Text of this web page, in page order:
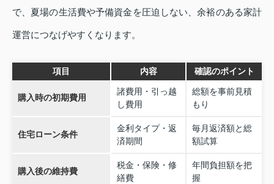
で、夏場の生活費や予備資金を圧迫しない、余裕のある家計
運営につなげやすくなります。
項目 内容 確認のポイント
購入時の初期費用
諸費用・引っ越
し費用
総額を事前見積
もり
住宅ローン条件
金利タイプ・返
済期間
毎月返済額と総
額試算
購入後の維持費
税金・保険・修
繕費
年間負担額を把
握